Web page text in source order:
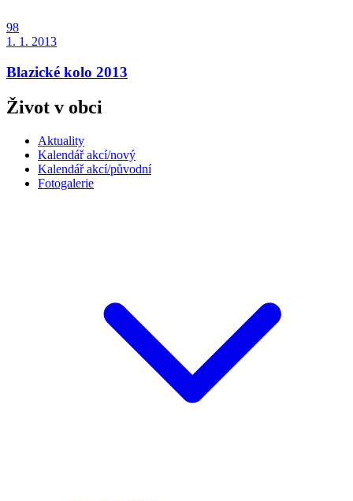
98
1. 1. 2013
Blazické kolo 2013
Život v obci
Aktuality
Kalendář akcí/nový
Kalendář akcí/původní
Fotogalerie